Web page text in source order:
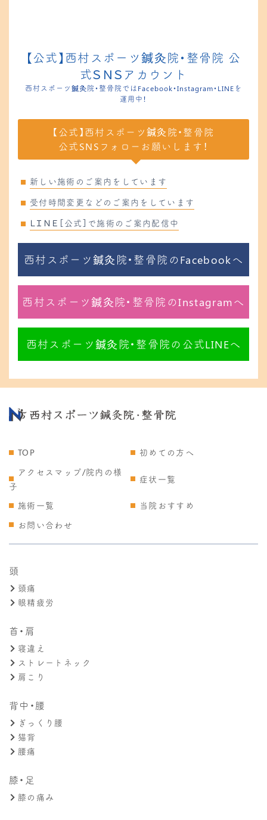
【公式】西村スポーツ鍼灸院・整骨院 公
式ＳＮＳアカウント
西村スポーツ鍼灸院・整骨院ではFacebook・Instagram・LINEを
運用中！
【公式】西村スポーツ鍼灸院・整骨院
公式SNSフォローお願いします！
新しい施術のご案内をしています
受付時間変更などのご案内をしています
ＬＩＮＥ［公式］で施術のご案内配信中
西村スポーツ鍼灸院・整骨院のFacebookへ
西村スポーツ鍼灸院・整骨院のInstagramへ
西村スポーツ鍼灸院・整骨院の公式LINEへ
TOP
初めての方へ
アクセスマップ/院内の様
子
症状一覧
施術一覧
当院おすすめ
お問い合わせ
頭
頭痛
眼精疲労
首・肩
寝違え
ストレートネック
肩こり
背中・腰
ぎっくり腰
猫背
腰痛
膝・足
膝の痛み